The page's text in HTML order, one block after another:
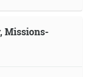
Missions-